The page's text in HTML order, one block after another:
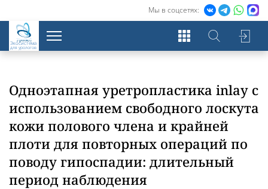
Мы в соцсетях:
Экосистема
для урологов
Одноэтапная уретропластика inlay с
использованием свободного лоскута
кожи полового члена и крайней
плоти для повторных операций по
поводу гипоспадии: длительный
период наблюдения